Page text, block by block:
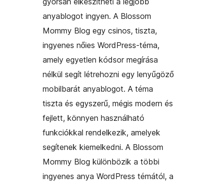
anyablogot ingyen. A Blossom
Mommy Blog egy csinos, tiszta,
ingyenes nőies WordPress-téma,
amely egyetlen kódsor megírása
nélkül segít létrehozni egy lenyűgöző
mobilbarát anyablogot. A téma
tiszta és egyszerű, mégis modern és
fejlett, könnyen használható
funkciókkal rendelkezik, amelyek
segítenek kiemelkedni. A Blossom
Mommy Blog különbözik a többi
ingyenes anya WordPress témától, a